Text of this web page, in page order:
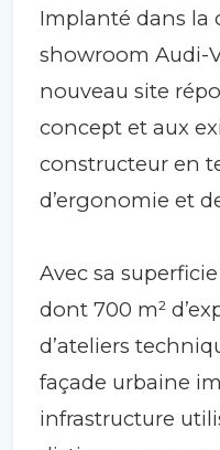
Implanté dans la
showroom Audi-
nouveau site
concept et aux
constructeur en
d’ergonomie et
Avec sa
dont 700 m²
d’ateliers
façade urbaine
infrastructure